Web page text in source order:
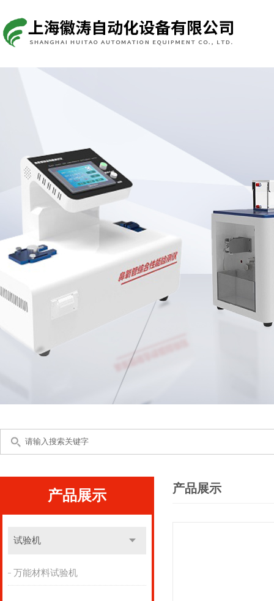
产品展示
试验机
万能材料试验机
产品展示